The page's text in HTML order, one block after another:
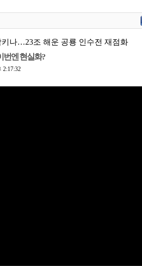
나…23조 해운 공룡 인수전 재점화
번엔 현실화?
2:17:32